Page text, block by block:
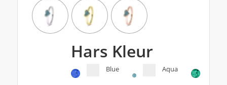
Hars Kleur
Blue Aqua